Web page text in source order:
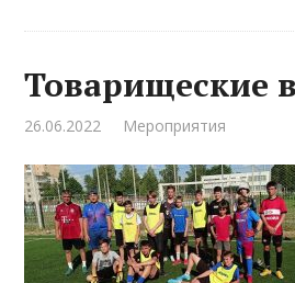
Товарищеские
26.06.2022 Мероприятия